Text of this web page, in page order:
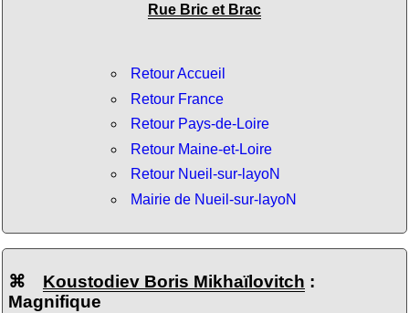
Rue Bric et Brac
Retour Accueil
Retour France
Retour Pays-de-Loire
Retour Maine-et-Loire
Retour Nueil-sur-layoN
Mairie de Nueil-sur-layoN
⌘ Koustodiev Boris Mikhaïlovitch :
Magnifique